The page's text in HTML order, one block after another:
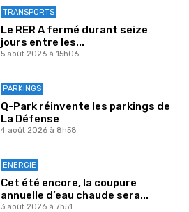
TRANSPORTS
Le RER A fermé durant seize
jours entre les...
5 août 2026 à 15h06
PARKINGS
Q-Park réinvente les parkings de
La Défense
4 août 2026 à 8h58
ENERGIE
Cet été encore, la coupure
annuelle d’eau chaude sera...
3 août 2026 à 7h51